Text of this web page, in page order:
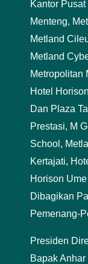
Kantor
Menteng,
Metland
Metland
Metropolitan
Hotel
Dan Plaza
Prestasi, M
School,
Kertajati,
Horison
Dibagikan
Pemenang-
Presiden
Bapak